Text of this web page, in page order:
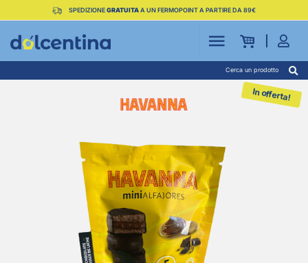
SPEDIZIONEGRATUITAA UN FERMOPOINT A PARTIRE DA 89€
Cerca un prodotto
In offerta!